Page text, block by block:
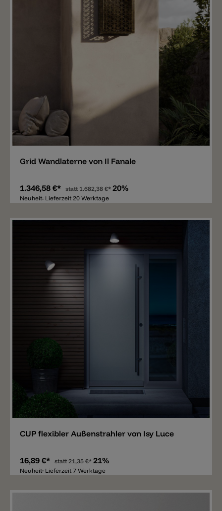
Merken
Grid Wandlaterne von Il Fanale
1.346,58 €* statt 1.682,38 €* 20%
Neuheit: Lieferzeit 20 Werktage
Merken
CUP flexibler Außenstrahler von Isy Luce
16,89 €* statt21,35 €* 21%
Neuheit: Lieferzeit 7 Werktage